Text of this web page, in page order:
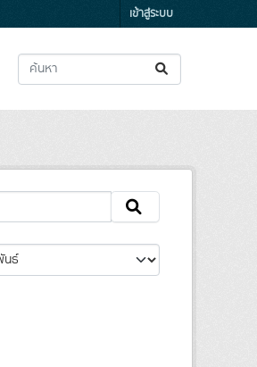
เข้าสู่ระบบ